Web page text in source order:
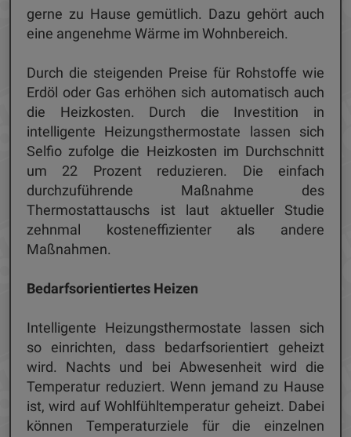
gerne zu Hause gemütlich. Dazu gehört auch
eine angenehme Wärme im Wohnbereich.
Durch die steigenden Preise für Rohstoffe wie
Erdöl oder Gas erhöhen sich automatisch auch
die Heizkosten. Durch die Investition in
intelligente Heizungsthermostate lassen sich
Selfio zufolge die Heizkosten im Durchschnitt
um 22 Prozent reduzieren. Die einfach
durchzuführende Maßnahme des
Thermostattauschs ist laut aktueller Studie
zehnmal kosteneffizienter als andere
Maßnahmen.
Bedarfsorientiertes Heizen
Intelligente Heizungsthermostate lassen sich
so einrichten, dass bedarfsorientiert geheizt
wird. Nachts und bei Abwesenheit wird die
Temperatur reduziert. Wenn jemand zu Hause
ist, wird auf Wohlfühltemperatur geheizt. Dabei
können Temperaturziele für die einzelnen